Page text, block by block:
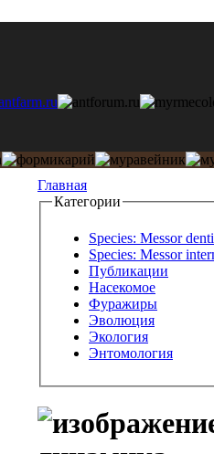
Главная
Категории
Species: Messor
Species: Messor
Публикации
Насекомое
Фуражиры
Эволюция
Экология
Энтомология